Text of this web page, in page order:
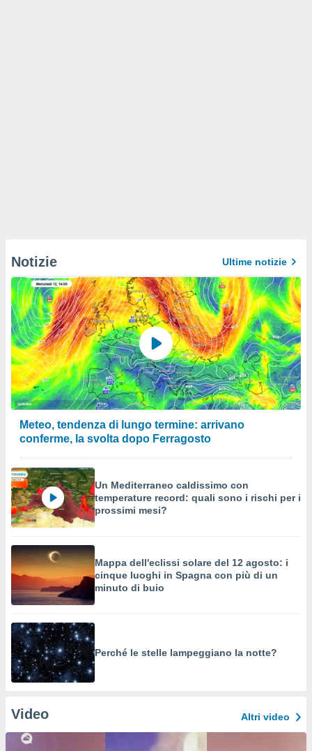
Notizie Ultime notizie
Meteo, tendenza di lungo termine: arrivano
conferme, la svolta dopo Ferragosto
Un Mediterraneo caldissimo con
temperature record: quali sono i rischi per i
prossimi mesi?
Mappa dell'eclissi solare del 12 agosto: i
cinque luoghi in Spagna con più di un
minuto di buio
Perché le stelle lampeggiano la notte?
Video Altri video